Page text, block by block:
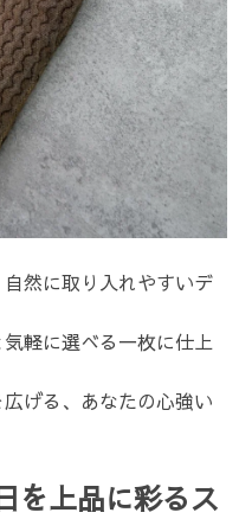
然に取り入れやすいデ
軽に選べる一枚に仕上
げる、あなたの心強い
を上品に彩るス